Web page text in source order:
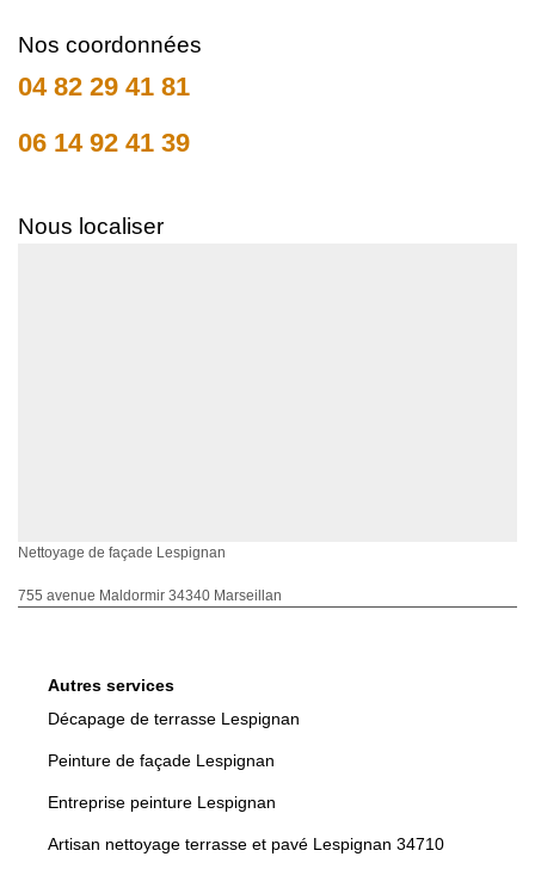
Nos coordonnées
04 82 29 41 81
06 14 92 41 39
Nous localiser
Nettoyage de façade Lespignan
755 avenue Maldormir 34340 Marseillan
Autres services
Décapage de terrasse Lespignan
Peinture de façade Lespignan
Entreprise peinture Lespignan
Artisan nettoyage terrasse et pavé Lespignan 34710